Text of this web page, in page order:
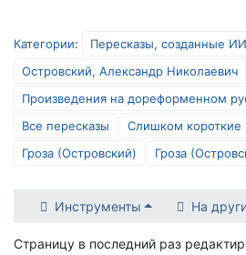
Категории:
Пересказы, созданные ИИ
Островский, Александр Николаевич
Произведения на дореформенном
Все пересказы
Слишком короткие
Гроза (Островский)
Гроза
Инструменты На
Страницу в последний раз